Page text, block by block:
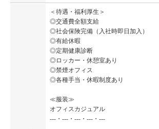
＜待遇・福利厚生＞
◎交通費全額支給
◎社会保険完備（入社時即日加入）
◎有給休暇
◎定期健康診断
◎ロッカー・休憩室あり
◎禁煙オフィス
◎各種手当・休暇制度あり
≪服装≫
オフィスカジュアル
---・---・---・---・---